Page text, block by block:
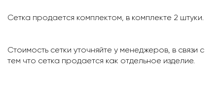
Сетка продается комплектом, в комплекте 2 штуки.
Стоимость сетки уточняйте у менеджеров, в связи с
тем что сетка продается как отдельное изделие.